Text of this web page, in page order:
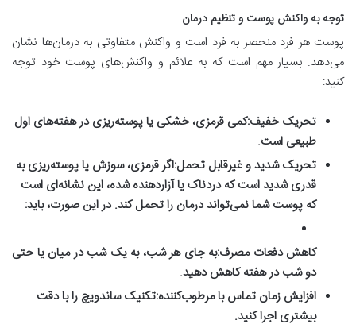
توجه به واکنش پوست و تنظیم درمان
پوست هر فرد منحصر به فرد است و واکنش متفاوتی به درمان‌ها نشان
می‌دهد. بسیار مهم است که به علائم و واکنش‌های پوست خود توجه
کنید:
تحریک خفیف:کمی قرمزی، خشکی یا پوسته‌ریزی در هفته‌های اول
طبیعی است.
تحریک شدید و غیرقابل تحمل:اگر قرمزی، سوزش یا پوسته‌ریزی به
قدری شدید است که دردناک یا آزاردهنده شده، این نشانه‌ای است
که پوست شما نمی‌تواند درمان را تحمل کند. در این صورت، باید:
کاهش دفعات مصرف:به جای هر شب، به یک شب در میان یا حتی
دو شب در هفته کاهش دهید.
افزایش زمان تماس با مرطوب‌کننده:تکنیک ساندویچ را با دقت
بیشتری اجرا کنید.